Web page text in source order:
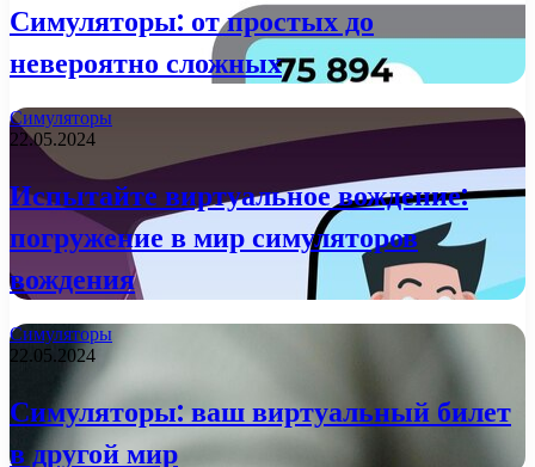
Симуляторы: от простых до
невероятно сложных
Симуляторы
22.05.2024
Испытайте виртуальное вождение:
погружение в мир симуляторов
вождения
Симуляторы
22.05.2024
Симуляторы: ваш виртуальный билет
в другой мир